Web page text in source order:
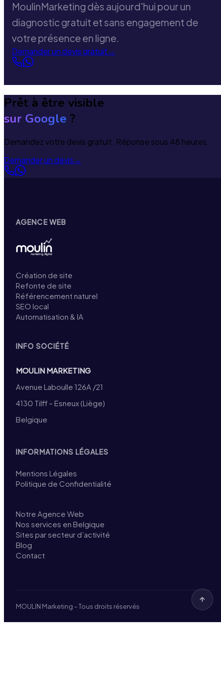
MoulinMarketing dès aujourd'hui pour un
diagnostic gratuit et sans engagement de
votre présence en ligne.
Demander un devis gratuit→
Prêt à être visible
sur Google ?
Demandez votre devis gratuit. Réponse sous 48 heures.
Demander un devis→
AGENCE WEB
Création de site
Refonte de site
Référencement naturel
SEO local
Automatisation & IA
INFO SOCIÉTÉ
MOULIN MARKETING
Avenue Laboulle 126A /21
4130 Tilff – Esneux (Liège)
Belgique
INFORMATIONS LÉGALES
Mentions Légales
Politique de Confidentialité
Notre Agence Web
Nos services en Belgique
Sites par secteur d’activité
Blog
Contact
MOULIN Marketing – Tous droits réservés